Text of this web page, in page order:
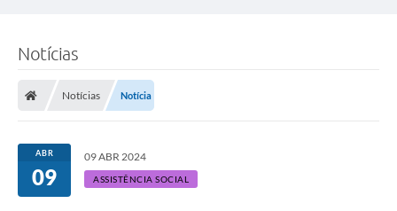
Notícias
Notícias Notícia
ABR
09
09 ABR 2024
ASSISTÊNCIA SOCIAL